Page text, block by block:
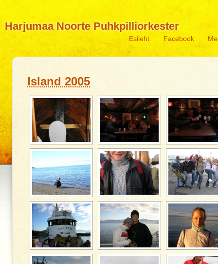
Harjumaa Noorte Puhkpilliorkester
Facebook
Esileht
Island 2005